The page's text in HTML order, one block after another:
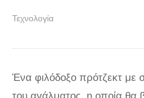
Τεχνολογία
Ένα φιλόδοξο πρότζεκτ με